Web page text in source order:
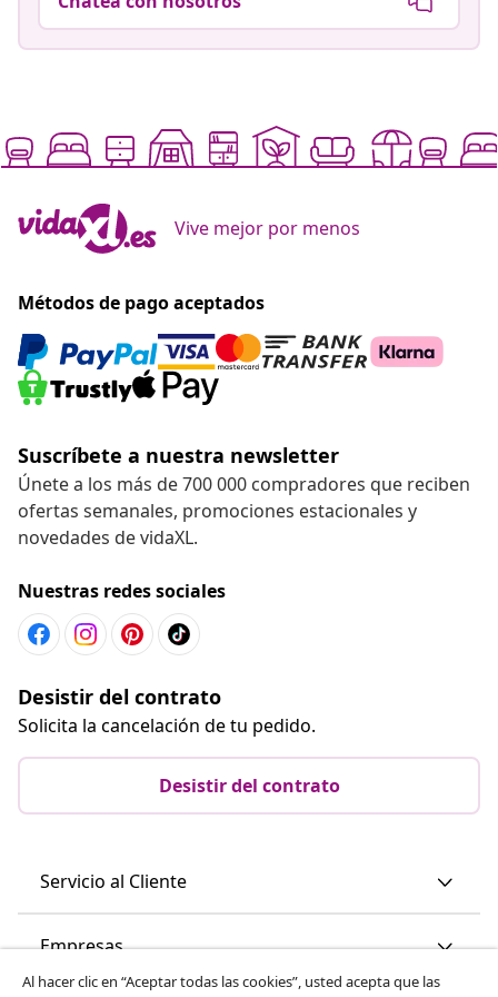
Vive mejor por menos
Métodos de pago aceptados
Suscríbete a nuestra newsletter
Únete a los más de 700 000 compradores que reciben
ofertas semanales, promociones estacionales y
novedades de vidaXL.
Nuestras redes sociales
Desistir del contrato
Solicita la cancelación de tu pedido.
Desistir del contrato
Servicio al Cliente
Empresas
Al hacer clic en “Aceptar todas las cookies”, usted acepta que las